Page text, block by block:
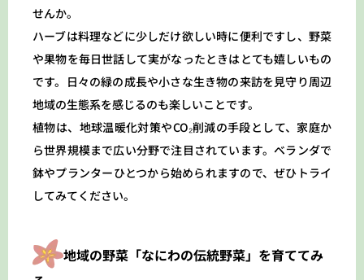
せんか。
ハーブは料理などに少しだけ欲しい時に便利ですし、野菜
や果物を毎日世話して実がなったときはとても嬉しいもの
です。日々の緑の成長や小さな生き物の来訪を見守り周辺
地域の生態系を感じるのも楽しいことです。
植物は、地球温暖化対策やCO₂削減の手段として、家庭か
ら世界規模まで広い分野で注目されています。ベランダで
鉢やプランターひとつから始められますので、ぜひトライ
してみてください。
地域の野菜「なにわの伝統野菜」を育ててみ